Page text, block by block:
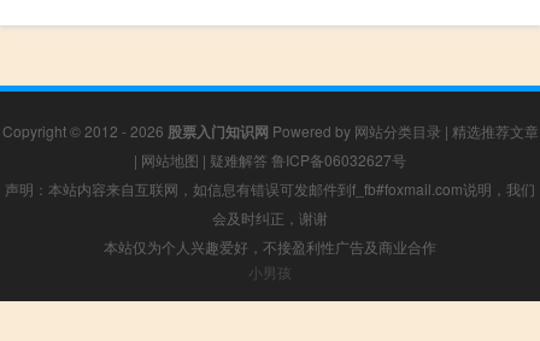
Copyright © 2012 - 2026 股票入门知识网 Powered by 网站分类目录 | 精选推荐文章
| 网站地图 | 疑难解答 鲁ICP备06032627号
声明：本站内容来自互联网，如信息有错误可发邮件到f_fb#foxmail.com说明，我们
会及时纠正，谢谢
本站仅为个人兴趣爱好，不接盈利性广告及商业合作
小男孩